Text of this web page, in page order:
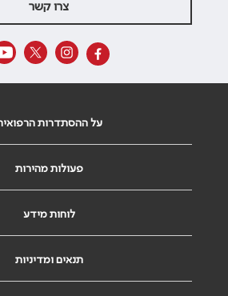
צרו קשר
על ההסתדרות
פעולות מהירות
לוחות מידע
תנאים ומדיניות